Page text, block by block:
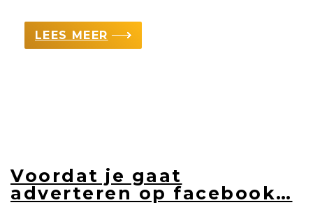
LEES MEER
Voordat je gaat
adverteren op facebook…